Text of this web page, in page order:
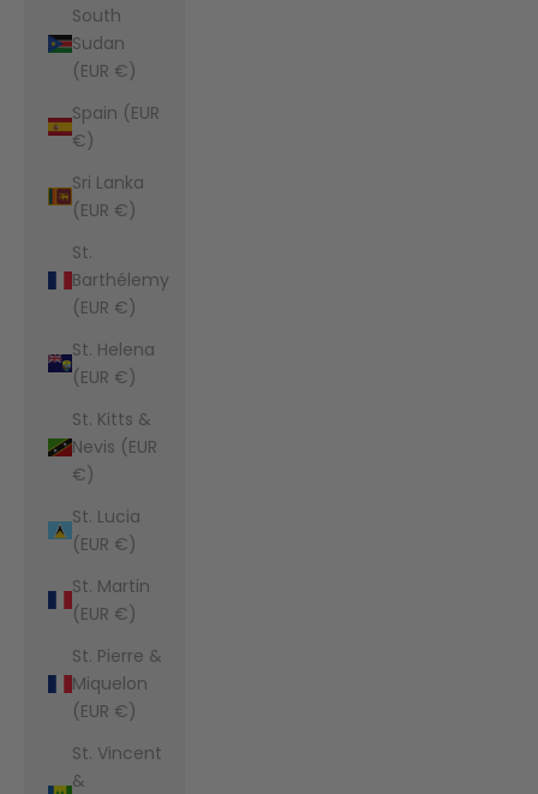
South
Sudan
(EUR €)
Spain (EUR
€)
Sri Lanka
(EUR €)
St.
Barthélemy
(EUR €)
St. Helena
(EUR €)
St. Kitts &
Nevis (EUR
€)
St. Lucia
(EUR €)
St. Martin
(EUR €)
St. Pierre &
Miquelon
(EUR €)
St. Vincent
&